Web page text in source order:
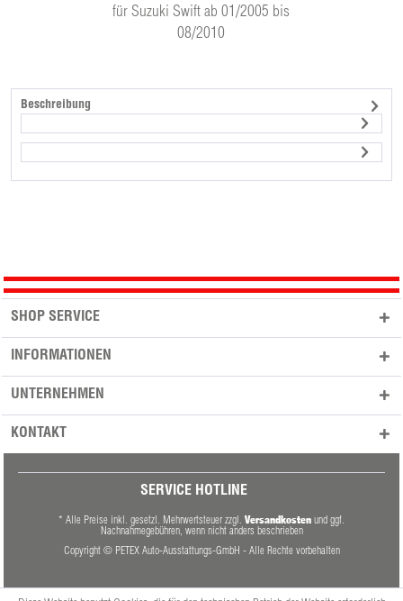
für Suzuki Swift ab 01/2005 bis
08/2010
Beschreibung
SHOP SERVICE
INFORMATIONEN
UNTERNEHMEN
KONTAKT
SERVICE HOTLINE
* Alle Preise inkl. gesetzl. Mehrwertsteuer zzgl. Versandkosten und ggf.
Nachnahmegebühren, wenn nicht anders beschrieben
Copyright © PETEX Auto-Ausstattungs-GmbH - Alle Rechte vorbehalten